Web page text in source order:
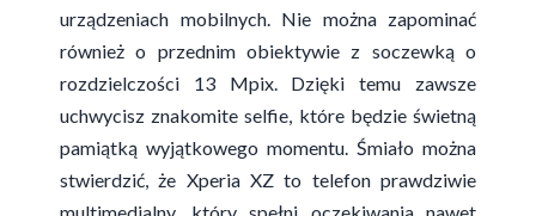
urządzeniach mobilnych. Nie można zapominać
również o przednim obiektywie z soczewką o
rozdzielczości 13 Mpix. Dzięki temu zawsze
uchwycisz znakomite selfie, które będzie świetną
pamiątką wyjątkowego momentu. Śmiało można
stwierdzić, że Xperia XZ to telefon prawdziwie